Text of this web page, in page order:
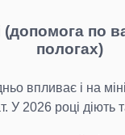
(допомога по
пологах)
впливає і на
У 2026 році діють